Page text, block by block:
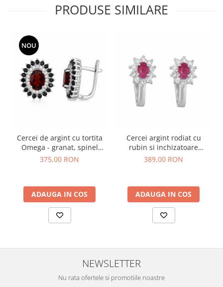
PRODUSE SIMILARE
NOU
Cercei de argint cu tortita
Omega - granat, spinel
negru, CZ
375,00 RON
ADAUGA IN COS
Cercei argint rodiat cu
rubin si inchizatoare
Omega
389,00 RON
ADAUGA IN COS
NEWSLETTER
Nu rata ofertele si promotiile noastre